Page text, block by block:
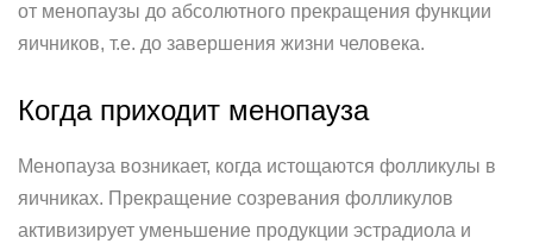
от менопаузы до абсолютного прекращения функции
яичников, т.е. до завершения жизни человека.
Когда приходит менопауза
Менопауза возникает, когда истощаются фолликулы в
яичниках. Прекращение созревания фолликулов
активизирует уменьшение продукции эстрадиола и